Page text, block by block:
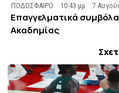
ΠΟΔΟΣΦΑΙΡΟ 10:43 μμ 7
Επαγγελματικά
Ακαδημίας